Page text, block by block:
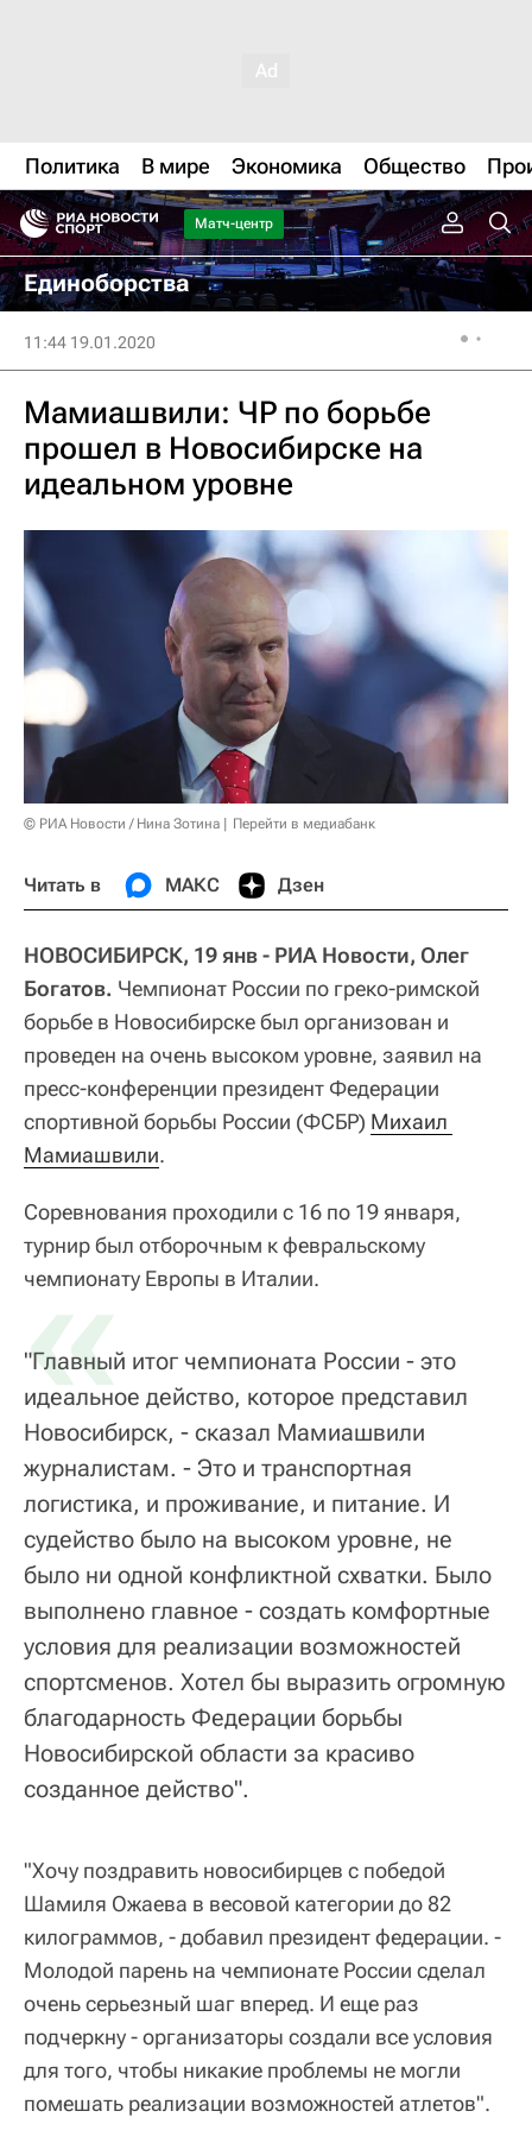
Политика В мире Экономика Общество
Матч-центр
Единоборства
11:44 19.01.2020
Мамиашвили: ЧР по борьбе
прошел в Новосибирске на
идеальном уровне
© РИА Новости / Нина Зотина Перейти в медиабанк
Читать в МАКС Дзен
НОВОСИБИРСК, 19 янв - РИА Новости, Олег
Богатов. Чемпионат России по греко-римской
борьбе в Новосибирске был организован и
проведен на очень высоком уровне, заявил на
пресс-конференции президент Федерации
спортивной борьбы России (ФСБР) Михаил
Мамиашвили.
Соревнования проходили с 16 по 19 января,
турнир был отборочным к февральскому
чемпионату Европы в Италии.
«
"Главный итог чемпионата России - это
идеальное действо, которое представил
Новосибирск, - сказал Мамиашвили
журналистам. - Это и транспортная
логистика, и проживание, и питание. И
судейство было на высоком уровне, не
было ни одной конфликтной схватки. Было
выполнено главное - создать комфортные
условия для реализации возможностей
спортсменов. Хотел бы выразить огромную
благодарность Федерации борьбы
Новосибирской области за красиво
созданное действо".
"Хочу поздравить новосибирцев с победой
Шамиля Ожаева в весовой категории до 82
килограммов, - добавил президент федерации. -
Молодой парень на чемпионате России сделал
очень серьезный шаг вперед. И еще раз
подчеркну - организаторы создали все условия
для того, чтобы никакие проблемы не могли
помешать реализации возможностей атлетов".